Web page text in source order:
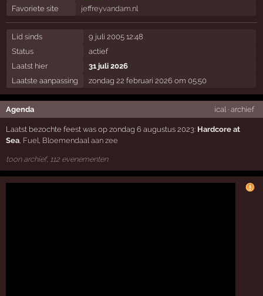
Favoriete site
jeffreyvandam.nl
Lid sinds
9 juli 2005 12:48
Status
actief
Laatst hier
31 juli 2026
Laatste aanpassing
zondag 22 februari 2026 om 05:50
Agenda ical · archief
Laatst bezochte feest was op zondag 6 augustus 2023: Hardcore at
Sea, Fuel, Bloemendaal aan zee
toon archief, 112 evenementen